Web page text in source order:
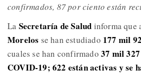
confirmados, 87 por ciento están
La Secretaría de Salud informa que
Morelos se han estudiado 177 mil
cuales se han confirmado 37 mil
COVID-19; 622 están activas y se